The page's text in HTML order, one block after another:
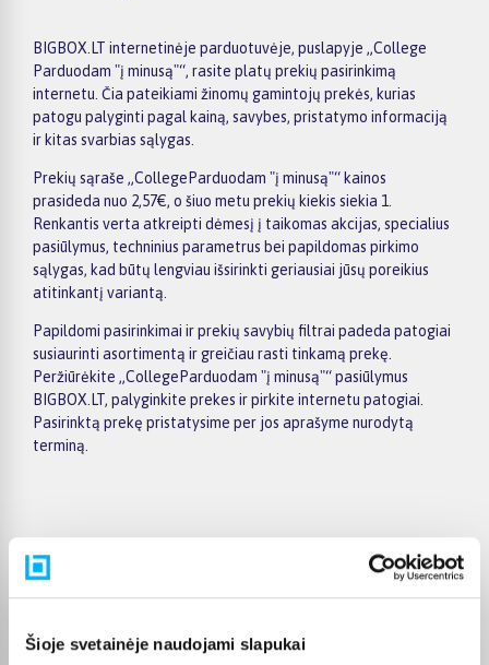
Šioje svetainėje naudojami slapukai
BIGBOX.LT internetinėje parduotuvėje, puslapyje „College
Parduodam "į minusą"“, rasite platų prekių pasirinkimą
internetu. Čia pateikiami žinomų gamintojų prekės, kurias
patogu palyginti pagal kainą, savybes, pristatymo informaciją
ir kitas svarbias sąlygas.
Prekių sąraše „CollegeParduodam "į minusą"“ kainos
prasideda nuo 2,57€, o šiuo metu prekių kiekis siekia 1.
Renkantis verta atkreipti dėmesį į taikomas akcijas, specialius
pasiūlymus, techninius parametrus bei papildomas pirkimo
sąlygas, kad būtų lengviau išsirinkti geriausiai jūsų poreikius
atitinkantį variantą.
Papildomi pasirinkimai ir prekių savybių filtrai padeda patogiai
susiaurinti asortimentą ir greičiau rasti tinkamą prekę.
Peržiūrėkite „CollegeParduodam "į minusą"“ pasiūlymus
BIGBOX.LT, palyginkite prekes ir pirkite internetu patogiai.
Pasirinktą prekę pristatysime per jos aprašyme nurodytą
terminą.
Pirkėjų atsiliepimai apie prekes
Olev S.
Patvirtintas pirkėjas